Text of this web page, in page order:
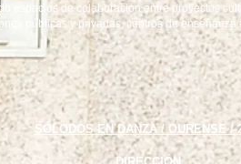
espacios de colaboración entre proyectos
públicas y privadas, centros de enseñanza
SÓLODOS EN DANZA / OURENSE /